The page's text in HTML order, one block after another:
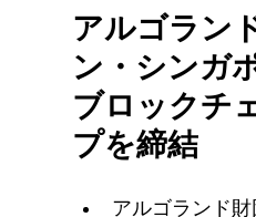
アルゴラン
ン・シンガ
ブロックチ
プを締結
アルゴランド